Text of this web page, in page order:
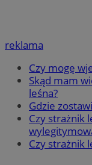
reklama
Czy mogę
Skąd mam
leśna?
Gdzie
Czy strażnik
Czy strażnik